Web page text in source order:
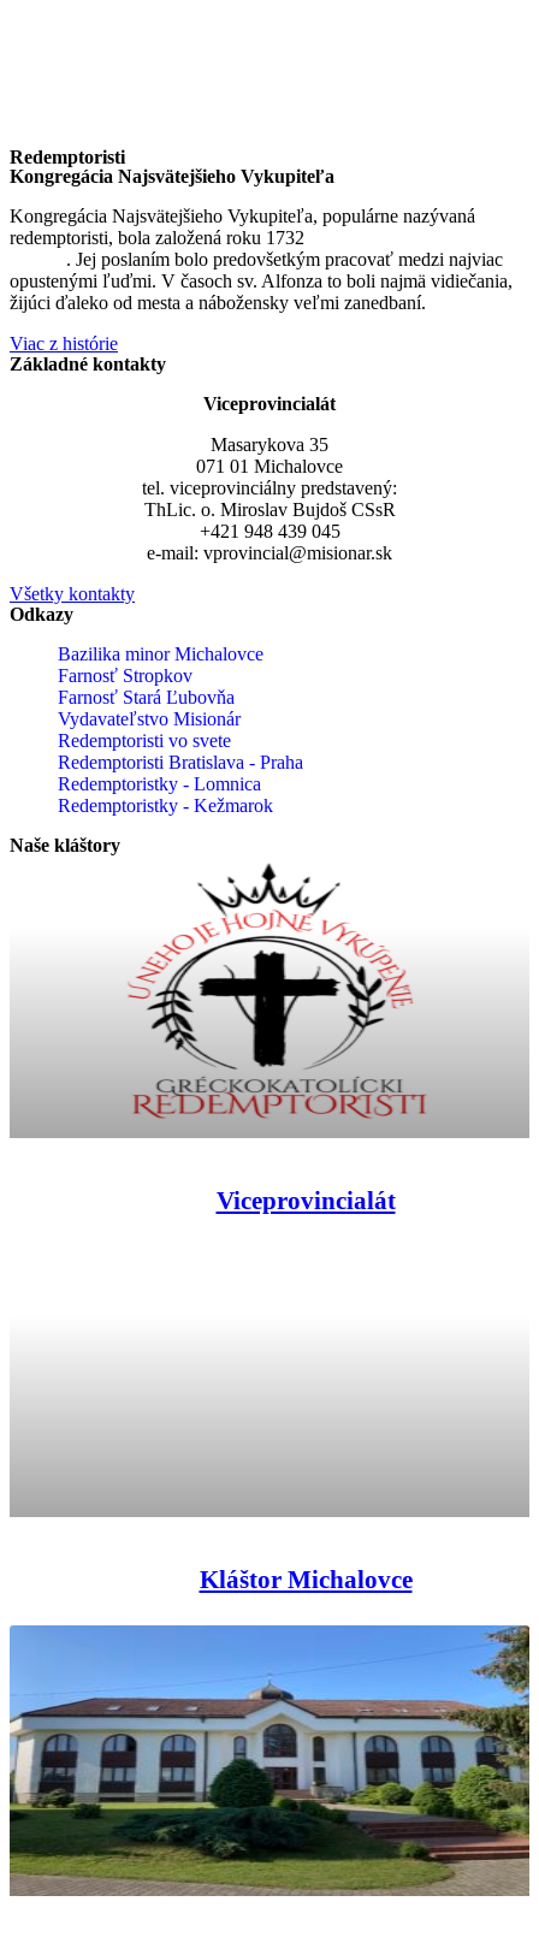
Redemptoristi
Kongregácia Najsvätejšieho Vykupiteľa
Kongregácia Najsvätejšieho Vykupiteľa, populárne nazývaná
redemptoristi, bola založená roku 1732
. Jej poslaním bolo predovšetkým pracovať medzi najviac
opustenými ľuďmi. V časoch sv. Alfonza to boli najmä vidiečania,
žijúci ďaleko od mesta a nábožensky veľmi zanedbaní.
Viac z histórie
Základné kontakty
Viceprovincialát
Masarykova 35
071 01 Michalovce
tel. viceprovinciálny predstavený:
ThLic. o. Miroslav Bujdoš CSsR
+421 948 439 045
e-mail: vprovincial@misionar.sk
Všetky kontakty
Odkazy
Bazilika minor Michalovce
Farnosť Stropkov
Farnosť Stará Ľubovňa
Vydavateľstvo Misionár
Redemptoristi vo svete
Redemptoristi Bratislava - Praha
Redemptoristky - Lomnica
Redemptoristky - Kežmarok
Naše kláštory
Viceprovincialát
Kláštor Michalovce